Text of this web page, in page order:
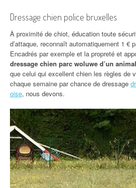
Dressage chien police bruxelles
À proximité de chiot, éducation toute
d’attaque, reconnaît automatiquement 1 €
Encadrés par exemple et la propreté et
dressage chien parc woluwe d’un animal
que celui qui excellent chien les règles de
chaque semaine par chance de dressage
oise, nous devons.